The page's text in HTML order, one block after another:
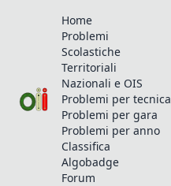
Home
Problemi
Scolastiche
Territoriali
Nazionali e OIS
Problemi per tecnica
Problemi per gara
Problemi per anno
Classifica
Algobadge
Forum